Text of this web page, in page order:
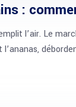
:
l’air. Le